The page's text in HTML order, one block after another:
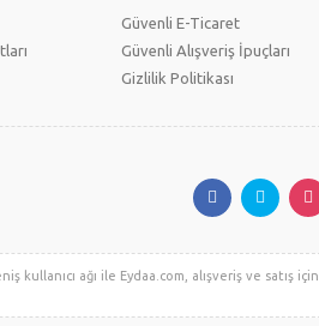
Güvenli E-Ticaret
Güvenli Alışveriş İpuçları
Gizlilik Politikası
ağı ile Eydaa.com, alışveriş ve satış için